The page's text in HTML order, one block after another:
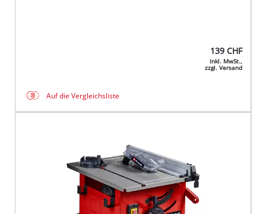
139 CHF
Inkl. MwSt.,
zzgl. Versand
Auf die Vergleichsliste